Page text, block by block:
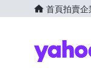
首頁拍賣企